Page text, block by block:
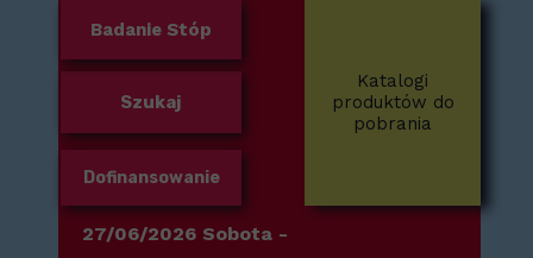
27/06/2026 Sobota -
Katalogi
produktów do
pobrania
Badanie Stóp
Szukaj
Dofinansowanie